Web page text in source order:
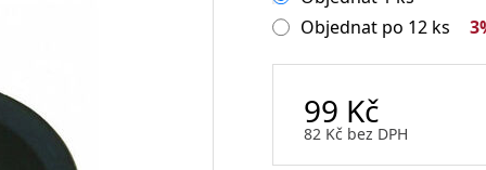
Sklenice na rum
Sklenice na whisky
Objednat po 12 ks
99 Kč
82 Kčbez DPH